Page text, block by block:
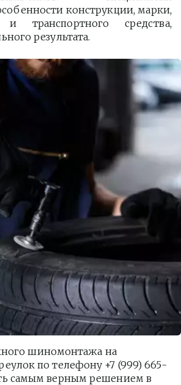
конструкции, марки,
средства,
результата.
шиномонтажа на
по телефону +7 (999) 665-
самым верным решением в